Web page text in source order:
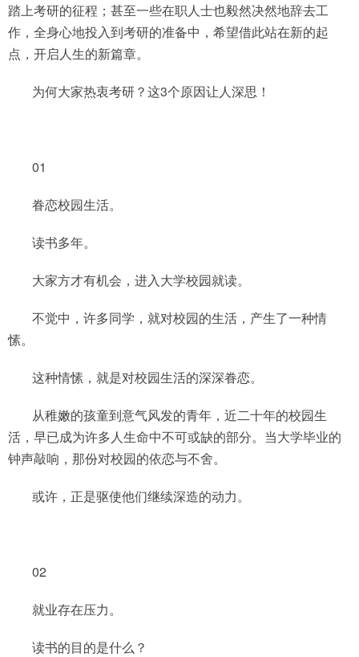
踏上考研的征程；甚至一些在职人士也毅然决然地辞去工
作，全身心地投入到考研的准备中，希望借此站在新的起
点，开启人生的新篇章。
为何大家热衷考研？这3个原因让人深思！
01
眷恋校园生活。
读书多年。
大家方才有机会，进入大学校园就读。
不觉中，许多同学，就对校园的生活，产生了一种情
愫。
这种情愫，就是对校园生活的深深眷恋。
从稚嫩的孩童到意气风发的青年，近二十年的校园生
活，早已成为许多人生命中不可或缺的部分。当大学毕业的
钟声敲响，那份对校园的依恋与不舍。
或许，正是驱使他们继续深造的动力。
02
就业存在压力。
读书的目的是什么？